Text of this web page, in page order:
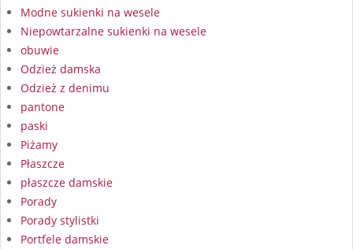
Modne sukienki na wesele
Niepowtarzalne sukienki na wesele
obuwie
Odzież damska
Odzież z denimu
pantone
paski
Piżamy
Płaszcze
płaszcze damskie
Porady
Porady stylistki
Portfele damskie